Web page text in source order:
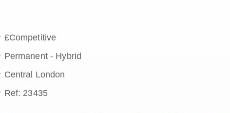
£Competitive
Permanent - Hybrid
Central London
Ref: 23435